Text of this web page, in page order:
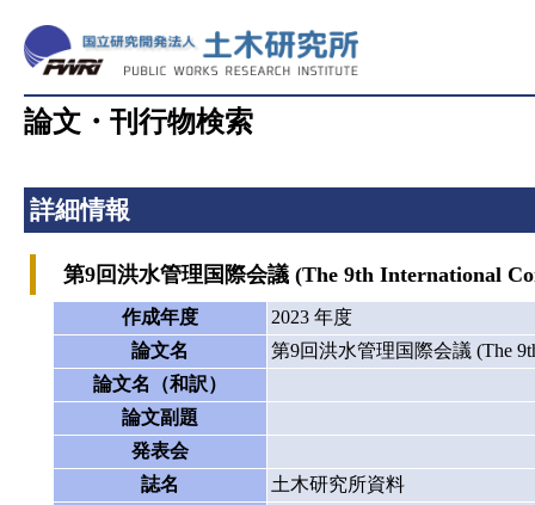
論文・刊行物検索
詳細情報
第9回洪水管理国際会議 (The 9th International
作成年度
2023 年度
論文名
第9回洪水管理国際会議 (The
論文名（和訳）
論文副題
発表会
誌名
土木研究所資料